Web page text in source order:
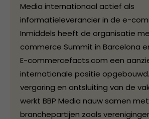
Media internationaal actief als
informatieleverancier in de e-
Inmiddels heeft de organisatie
commerce Summit in Barcelona
E-commercefacts.com een
internationale positie
vergaring en ontsluiting van de
werkt BBP Media nauw samen met
branchepartijen zoals